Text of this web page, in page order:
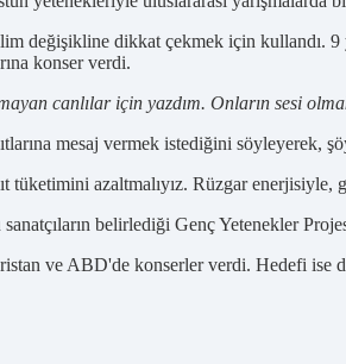
değişikline dikkat çekmek için kullandı.
konser verdi.
canlılar için yazdım. Onların sesi
mesaj vermek istediğini söyleyerek,
tüketimini azaltmalıyız. Rüzgar enerjisiyle,
belirlediği Genç Yetenekler
ve ABD'de konserler verdi. Hedefi ise